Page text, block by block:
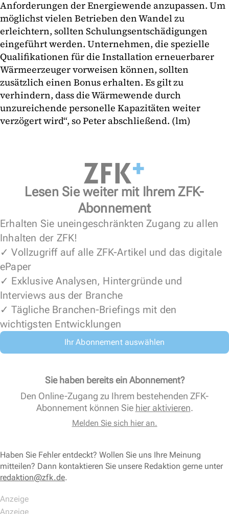
Anforderungen der Energiewende anzupassen. Um
möglichst vielen Betrieben den Wandel zu
erleichtern, sollten Schulungsentschädigungen
eingeführt werden. Unternehmen, die spezielle
Qualifikationen für die Installation erneuerbarer
Wärmeerzeuger vorweisen können, sollten
zusätzlich einen Bonus erhalten. Es gilt zu
verhindern, dass die Wärmewende durch
unzureichende personelle Kapazitäten weiter
verzögert wird“, so Peter abschließend. (lm)
Lesen Sie weiter mit Ihrem ZFK-
Abonnement
Erhalten Sie uneingeschränkten Zugang zu allen
Inhalten der ZFK!
✓ Vollzugriff auf alle ZFK-Artikel und das digitale
ePaper
✓ Exklusive Analysen, Hintergründe und
Interviews aus der Branche
✓ Tägliche Branchen-Briefings mit den
wichtigsten Entwicklungen
Ihr Abonnement auswählen
Sie haben bereits ein Abonnement?
Den Online-Zugang zu Ihrem bestehenden ZFK-
Abonnement können Sie hier aktivieren.
Melden Sie sich hier an.
Haben Sie Fehler entdeckt? Wollen Sie uns Ihre Meinung
mitteilen? Dann kontaktieren Sie unsere Redaktion gerne unter
redaktion@zfk.de.